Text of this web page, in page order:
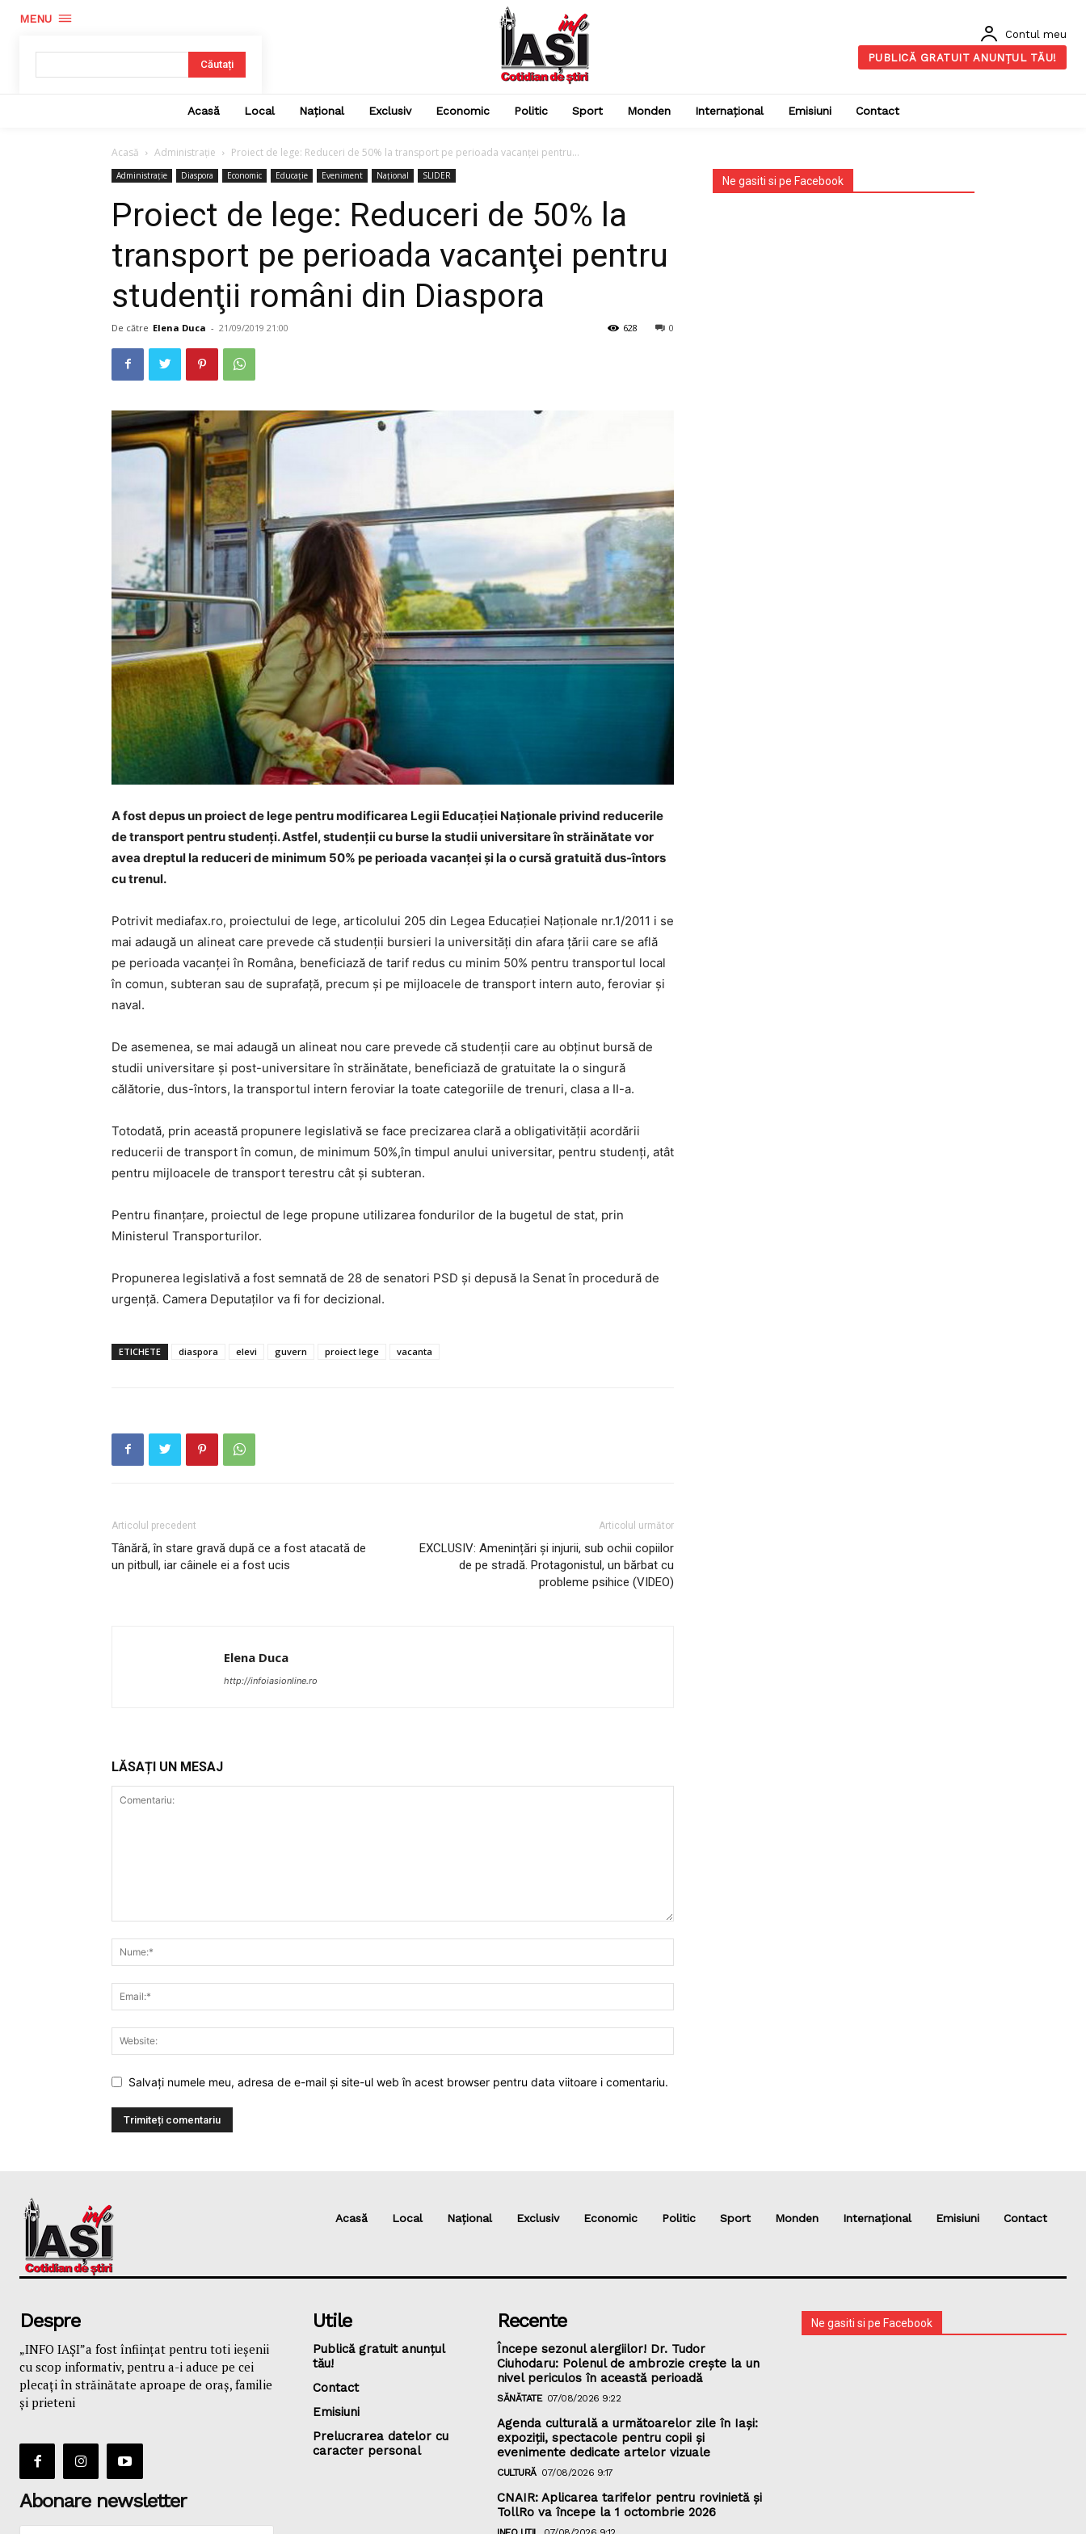
MENU
Căutați
Contul meu
PUBLICĂ GRATUIT ANUNȚUL TĂU!
Acasă Local Național Exclusiv Economic Politic Sport Monden Internațional Emisiuni Contact
Acasă Administrație Proiect de lege: Reduceri de 50% la transport pe perioada vacanţei pentru...
Administrație Diaspora Economic Educație Eveniment Național SLIDER
Proiect de lege: Reduceri de 50% la
transport pe perioada vacanţei pentru
studenţii români din Diaspora
De către Elena Duca - 21/09/2019 21:00 0
628
A fost depus un proiect de lege pentru modificarea Legii Educaţiei Naţionale privind reducerile
de transport pentru studenţi. Astfel, studenţii cu burse la studii universitare în străinătate vor
avea dreptul la reduceri de minimum 50% pe perioada vacanţei şi la o cursă gratuită dus-întors
cu trenul.
Potrivit mediafax.ro, proiectului de lege, articolului 205 din Legea Educaţiei Naţionale nr.1/2011 i se
mai adaugă un alineat care prevede că studenţii bursieri la universităţi din afara ţării care se află
pe perioada vacanţei în Româna, beneficiază de tarif redus cu minim 50% pentru transportul local
în comun, subteran sau de suprafaţă, precum şi pe mijloacele de transport intern auto, feroviar şi
naval.
De asemenea, se mai adaugă un alineat nou care prevede că studenţii care au obţinut bursă de
studii universitare şi post-universitare în străinătate, beneficiază de gratuitate la o singură
călătorie, dus-întors, la transportul intern feroviar la toate categoriile de trenuri, clasa a II-a.
Totodată, prin această propunere legislativă se face precizarea clară a obligativităţii acordării
reducerii de transport în comun, de minimum 50%,în timpul anului universitar, pentru studenţi, atât
pentru mijloacele de transport terestru cât şi subteran.
Pentru finanţare, proiectul de lege propune utilizarea fondurilor de la bugetul de stat, prin
Ministerul Transporturilor.
Propunerea legislativă a fost semnată de 28 de senatori PSD şi depusă la Senat în procedură de
urgenţă. Camera Deputaţilor va fi for decizional.
ETICHETE diaspora elevi guvern proiect lege vacanta
Articolul precedent
Tânără, în stare gravă după ce a fost atacată de
un pitbull, iar câinele ei a fost ucis
Articolul următor
EXCLUSIV: Amenințări și injurii, sub ochii copiilor
de pe stradă. Protagonistul, un bărbat cu
probleme psihice (VIDEO)
Elena Duca
http://infoiasionline.ro
LĂSAȚI UN MESAJ
Salvați numele meu, adresa de e-mail și site-ul web în acest browser pentru data viitoare i comentariu.
Ne gasiti si pe Facebook
Acasă Local Național Exclusiv Economic Politic Sport Monden Internațional Emisiuni Contact
Despre
„INFO IAȘI”a fost înfiinţat pentru toti ieşenii
cu scop informativ, pentru a-i aduce pe cei
plecaţi în străinătate aproape de oraş, familie
și prieteni
Abonare newsletter
Utile
Publică gratuit anunțul
tău!
Contact
Emisiuni
Prelucrarea datelor cu
caracter personal
Recente
Începe sezonul alergiilor! Dr. Tudor
Ciuhodaru: Polenul de ambrozie crește la un
nivel periculos în această perioadă
SĂNĂTATE 07/08/2026 9:22
Agenda culturală a următoarelor zile în Iași:
expoziții, spectacole pentru copii și
evenimente dedicate artelor vizuale
CULTURĂ 07/08/2026 9:17
CNAIR: Aplicarea tarifelor pentru rovinietă și
TollRo va începe la 1 octombrie 2026
Ne gasiti si pe Facebook